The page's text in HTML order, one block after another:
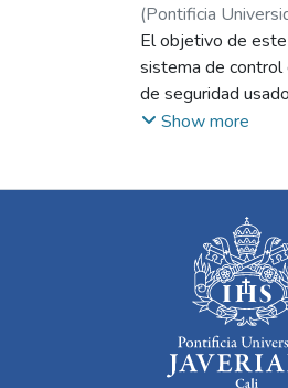
(Pontificia
Martínez Gabela,
Alexander; Muñoz
El objetivo de
sistema de
de seguridad
elaboración de
herramientas de
este objetivo se
las variables del
producción de
los posibles
de material por
Show more